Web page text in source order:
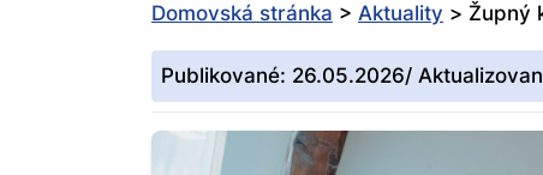
Domovská stránka > Aktuality > Župný
Publikované: 26.05.2026/